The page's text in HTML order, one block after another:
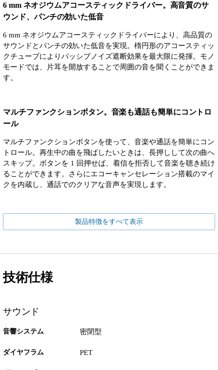
6 mm ネオジウムアコースティックドライバー。高音質のサ
ウンド、パンチの効いた低音
6 mm ネオジウムアコースティックドライバーにより、高品質の
サウンドとパンチの効いた低音を実現。楕円形のアコースティッ
クチューブによりパッシブノイズ遮断効果を最大限に発揮。モノ
モードでは、片耳を開放することで周囲の音を聞くことができま
す。
マルチファンクションボタン。音楽も通話も簡単にコントロ
ール
マルチファンクションボタンを使って、音楽や通話を簡単にコン
トロール。再生中の曲を飛ばしたいときは、長押しして次の曲へ
スキップ。ボタンを 1 回押せば、着信を拒否して音楽を聴き続け
ることができます。さらにエコーキャンセレーション搭載のマイ
クを内蔵し、通話でのクリアな音声を実現します。
製品特徴をすべて表示
技術仕様
サウンド
音響システム 密閉型
ダイヤフラム PET